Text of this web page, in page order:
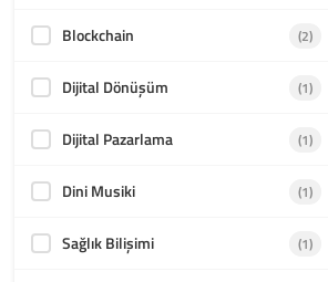
Blockchain (2)
Dijital Dönüşüm (1)
Dijital Pazarlama (1)
Dini Musiki (1)
Sağlık Bilişimi (1)